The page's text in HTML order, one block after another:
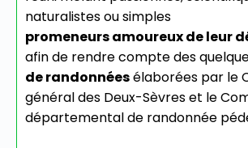
naturalistes ou simples
promeneurs amoureux de leur
afin de rendre compte des
de randonnéesélaborées par le
général des Deux-Sèvres et le
départemental de randonnée